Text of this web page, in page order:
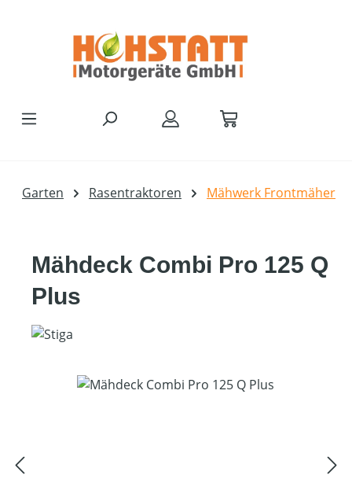
Garten Rasentraktoren Mähwerk Frontmäher
Mähdeck Combi Pro 125 Q
Plus
Bildergalerie überspringen